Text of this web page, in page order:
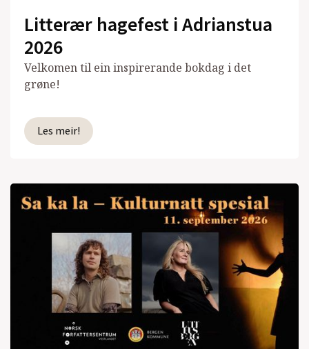
Litterær hagefest i Adrianstua
2026
Velkomen til ein inspirerande bokdag i det
grøne!
Les meir!